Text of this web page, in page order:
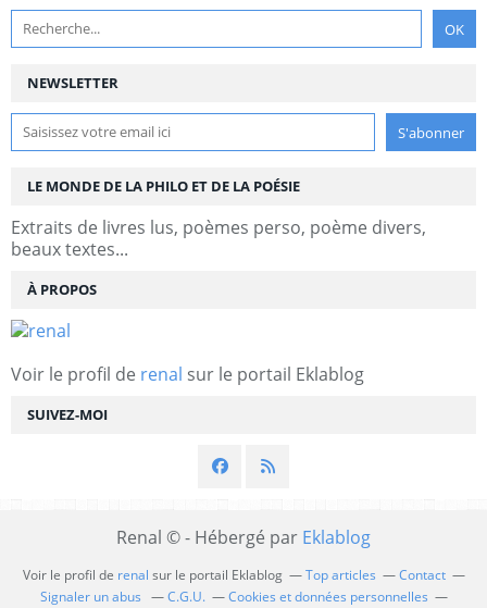
NEWSLETTER
SUIVEZ-MOI
LE MONDE DE LA PHILO ET DE LA POÉSIE
Extraits de livres lus, poèmes perso, poème divers,
beaux textes...
À PROPOS
Voir le profil de renal sur le portail Eklablog
Renal © - Hébergé par Eklablog
Voir le profil de renal sur le portail Eklablog Top articles
Contact
Signaler un abus
C.G.U. Cookies et données personnelles